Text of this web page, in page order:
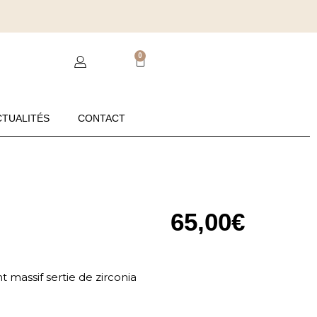
0
CONTACT
65,00€
massif sertie de zirconia